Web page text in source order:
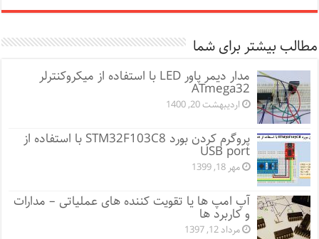
مطالب بیشتر برای شما
مدار دیمر پاور LED با استفاده از میکروکنترلر
ATmega32
اردیبهشت 20, 1400
پروگرم کردن بورد STM32F103C8 با استفاده از
USB port
مهر 18, 1399
آپ امپ ها یا تقویت کننده های عملیاتی – مدارات
و کاربرد ها
مرداد 12, 1397